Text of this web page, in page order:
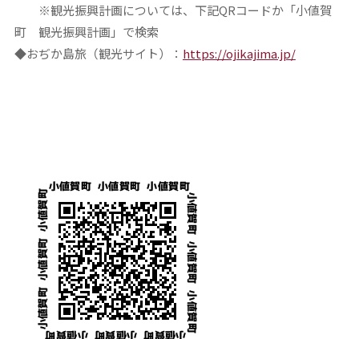
※観光振興計画については、下記QRコードか「小値賀
町 観光振興計画」で検索
◆おぢか島旅（観光サイト）： https://ojikajima.jp/